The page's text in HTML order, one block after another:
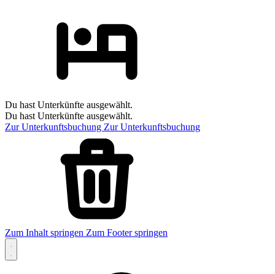
Du hast Unterkünfte ausgewählt.
Du hast Unterkünfte ausgewählt.
Zur Unterkunftsbuchung Zur Unterkunftsbuchung
Zum Inhalt springen Zum Footer springen